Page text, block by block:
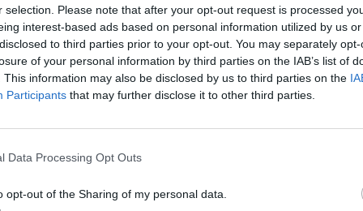
selection. Please note that after your opt-out request is processed
interest-based ads based on personal information utilized by us
to third parties prior to your opt-out. You may separately
of your personal information by third parties on the IAB’s list of
This information may also be disclosed by us to third parties on the
Participants that may further disclose it to other third parties.
Data Processing Opt Outs
opt-out of the Sharing of my personal data.
της 39χρονης την κατηγορούσε για τις
είναι καλή μαμά», γιατί «τσαντίζει τον
6